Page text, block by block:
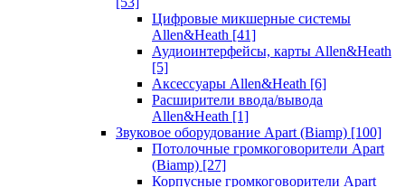
Цифровые микшерные системы
Allen&Heath [41]
Аудиоинтерфейсы, карты Allen&Heath
[5]
Аксессуары Allen&Heath [6]
Расширители ввода/вывода
Allen&Heath [1]
Звуковое оборудование Apart (Biamp) [100]
Потолочные громкоговорители Apart
(Biamp) [27]
Корпусные громкоговорители Apart